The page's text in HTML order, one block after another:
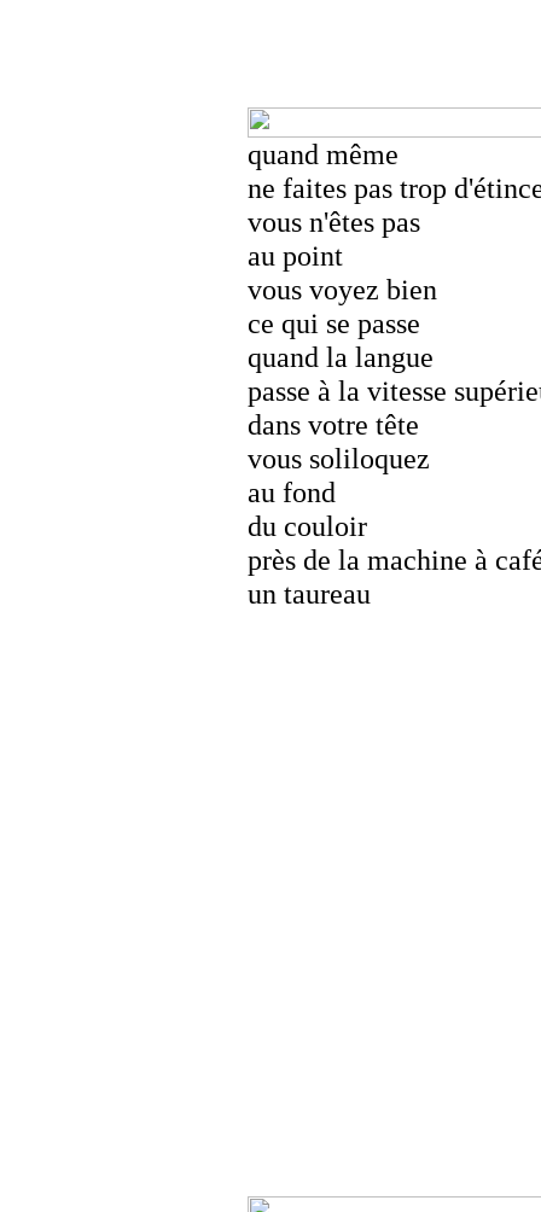
quand même
ne faites pas trop
vous n'êtes pas
au point
vous voyez bien
ce qui se passe
quand la langue
passe à la vitesse
dans votre tête
vous soliloquez
au fond
du couloir
près de la machine à
un taureau